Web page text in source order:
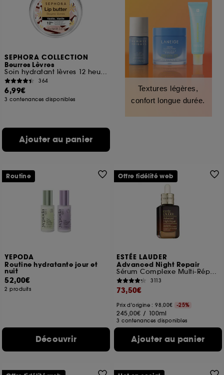
SEPHORA COLLECTION
Beurres Lèvres
Soin hydratant lèvres 12 heures
364
6,99€
3 contenances disponibles
Ajouter au panier
Textures légères,
confort longue durée.
YEPODA
Routine hydratante jour et
nuit
52,00€
2 produits
Découvrir
Routine
ESTÉE LAUDER
Advanced Night Repair
Sérum Complexe Multi-Réparation Synchronisée
3113
73,50€
Prix d'origine : 98,00€ -25%
245,00€ / 100ml
3 contenances disponibles
Ajouter au panier
Offre fidélité web